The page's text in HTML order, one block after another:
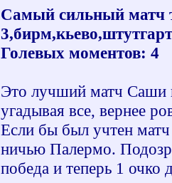
Самый сильный матч
Голевых моментов: 4
Это лучший матч Саши
угадывая все, вернее
Если бы был учтен
ничью Палермо.
победа и теперь 1